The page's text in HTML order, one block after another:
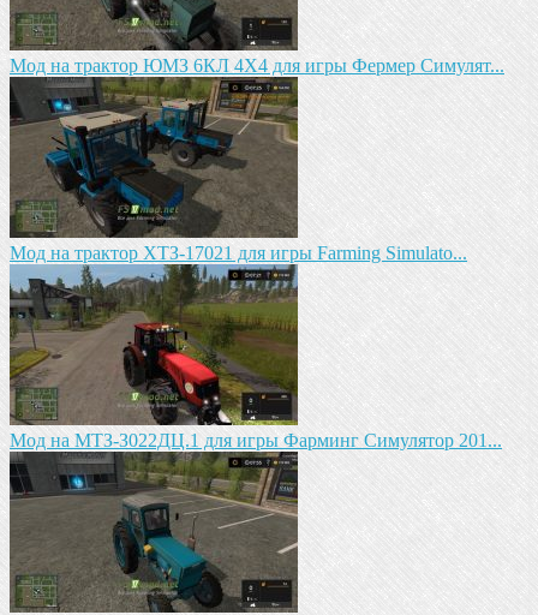
Мод на трактор ЮМЗ 6КЛ 4X4 для игры Фермер Симулят...
Mод на трактор ХТЗ-17021 для игры Farming Simulato...
Mод на MTЗ-З022ДЦ.1 для игры Фарминг Симулятор 201...